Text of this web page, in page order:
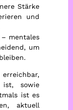
Stärke
und
mentales
um
sowie
ist es
aktuell